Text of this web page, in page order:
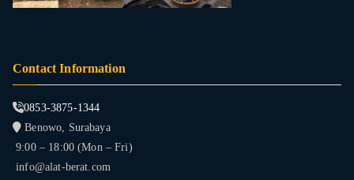
Contact Information
0853-3875-1344
Benowo, Surabaya
9:00 – 18:00 (Mon – Fri)
info@alat-berat.com